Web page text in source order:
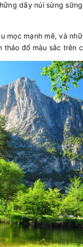
dãy núi sừng
mọc mạnh mẽ, và
đổ màu sắc trên